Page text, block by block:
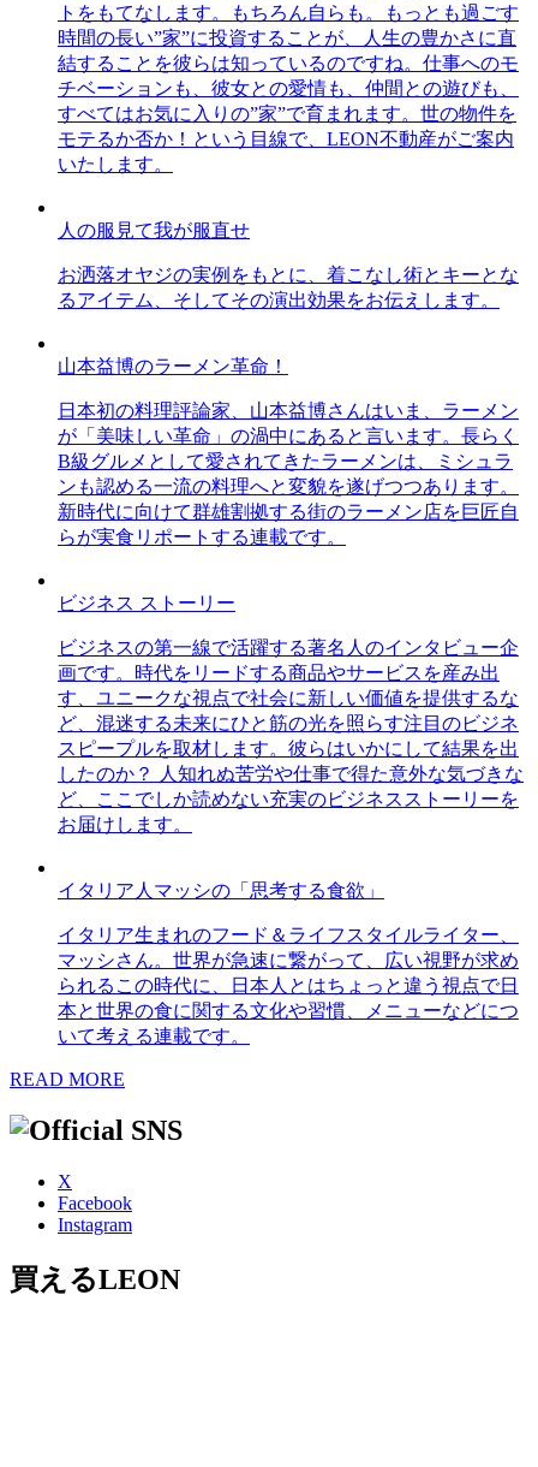
トをもてなします。もちろん自らも。もっとも過ごす
時間の長い”家”に投資することが、人生の豊かさに直
結することを彼らは知っているのですね。仕事へのモ
チベーションも、彼女との愛情も、仲間との遊びも、
すべてはお気に入りの”家”で育まれます。世の物件を
モテるか否か！という目線で、LEON不動産がご案内
いたします。
人の服見て我が服直せ
お洒落オヤジの実例をもとに、着こなし術とキーとな
るアイテム、そしてその演出効果をお伝えします。
山本益博のラーメン革命！
日本初の料理評論家、山本益博さんはいま、ラーメン
が「美味しい革命」の渦中にあると言います。長らく
B級グルメとして愛されてきたラーメンは、ミシュラ
ンも認める一流の料理へと変貌を遂げつつあります。
新時代に向けて群雄割拠する街のラーメン店を巨匠自
らが実食リポートする連載です。
ビジネス ストーリー
ビジネスの第一線で活躍する著名人のインタビュー企
画です。時代をリードする商品やサービスを産み出
す、ユニークな視点で社会に新しい価値を提供するな
ど、混迷する未来にひと筋の光を照らす注目のビジネ
スピープルを取材します。彼らはいかにして結果を出
したのか？ 人知れぬ苦労や仕事で得た意外な気づきな
ど、ここでしか読めない充実のビジネスストーリーを
お届けします。
イタリア人マッシの「思考する食欲」
イタリア生まれのフード＆ライフスタイルライター、
マッシさん。世界が急速に繋がって、広い視野が求め
られるこの時代に、日本人とはちょっと違う視点で日
本と世界の食に関する文化や習慣、メニューなどにつ
いて考える連載です。
READ MORE
X
Facebook
Instagram
買えるLEON